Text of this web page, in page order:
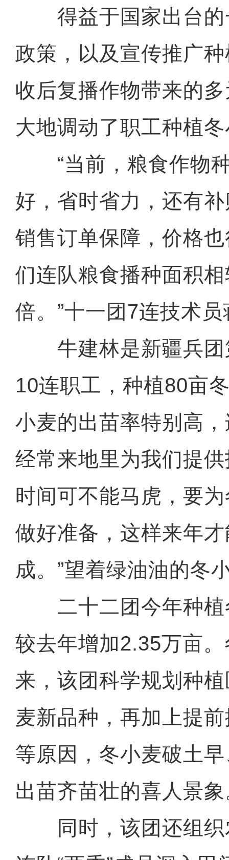
得益于国家出台的
政策，以及宣传推广
收后复播作物带来的
大地调动了职工种植
“当前，粮食作物种
好，省时省力，还有
销售订单保障，价格
们连队粮食播种面积
倍。”十一团7连技术
牛建林是新疆兵团
10连职工，种植80亩
小麦的出苗率特别高，
经常来地里为我们提
时间可不能马虎，要
做好准备，这样来年
成。”望着绿油油的冬
二十二团今年种植
较去年增加2.35万亩
来，该团科学规划种
麦新品种，再加上提
等原因，冬小麦破土
出苗齐苗壮的喜人景
同时，该团还组织